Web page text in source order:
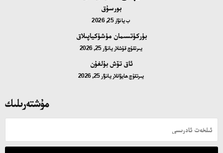
بورسۇق
بيانۋار 25, 2026
بۈركۈتسىمان مۈشۈكياپىلاق
يىرتقۇچ قۇشلار يانۋار 25, 2026
ئاق تۆش بۇلغۇن
يىرتقۇچ ھايۋانلار يانۋار 25, 2026
مۇشتەرىلىك